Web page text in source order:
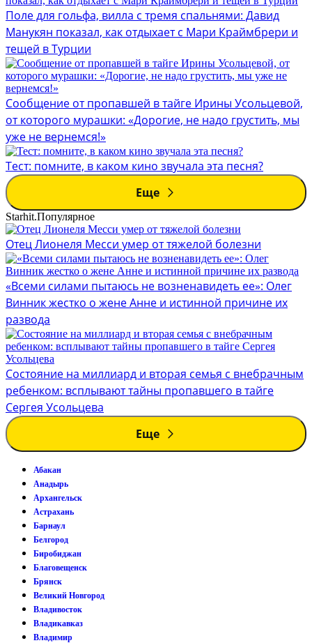
Поле для гольфа, вилла с тремя спальнями: Давид
Манукян показал, как отдыхает с Мари Краймбрери и
тещей в Турции
Сообщение от пропавшей в тайге Ирины Усольцевой,
от которого мурашки: «Дорогие, не надо грустить, мы
уже не вернемся!»
Тест: помните, в каком кино звучала эта песня?
Еще
Starhit.Популярное
Отец Лионеля Месси умер от тяжелой болезни
«Всеми силами пытаюсь не возненавидеть ее»: Олег
Винник жестко о жене Анне и истинной причине их
развода
Состояние на миллиард и вторая семья с внебрачным
ребенком: всплывают тайны пропавшего в тайге
Сергея Усольцева
Еще
Абакан
Анадырь
Архангельск
Астрахань
Барнаул
Белгород
Биробиджан
Благовещенск
Брянск
Великий Новгород
Владивосток
Владикавказ
Владимир